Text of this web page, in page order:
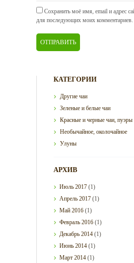
Сохранить моё имя, email и адрес
для последующих моих комментариев.
КАТЕГОРИИ
Другие чаи
Зеленые и белые чаи
Красные и черные чаи, пуэры
Необычайное, околочайное
Улуны
АРХИВ
Июль2017 (1)
Апрель2017 (1)
Май2016 (1)
Февраль2016 (1)
Декабрь2014 (1)
Июнь2014 (1)
Март2014 (1)